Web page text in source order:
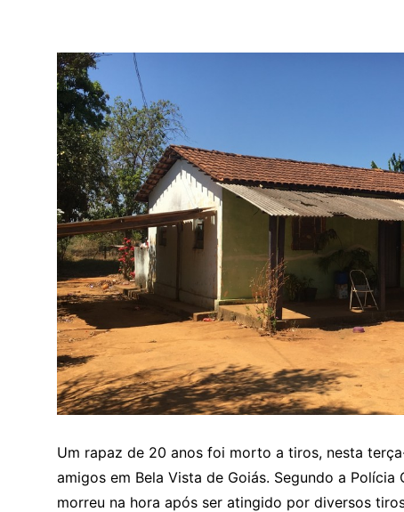
Um rapaz de 20 anos foi morto a tiros, nesta
amigos em Bela Vista de Goiás. Segundo a Polícia
morreu na hora após ser atingido por diversos